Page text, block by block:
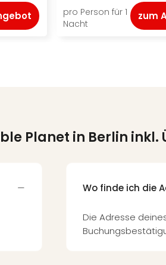
pro Person für 1
Nacht
zum
Planet in Berlin
Wo finde ich die
Die Adresse